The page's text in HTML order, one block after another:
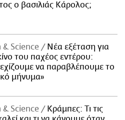
ο βασιλιάς Κάρολος;
& Science
Νέα εξέταση για
του παχέος εντέρου:
να παραβλέπουμε το
μήνυμα»
& Science
Κράμπες: Τι τις